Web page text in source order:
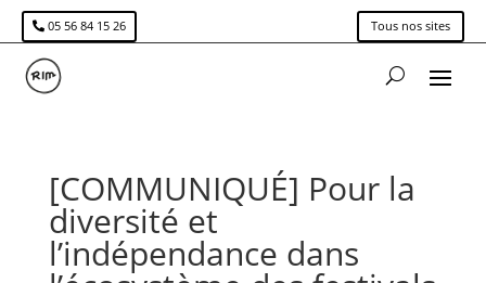
05 56 84 15 26 Tous nos sites
[COMMUNIQUÉ] Pour la
diversité et
l’indépendance dans